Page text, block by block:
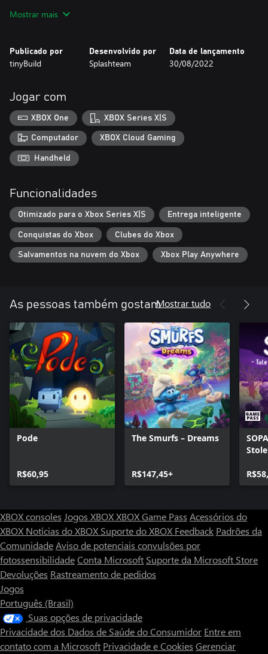
Ridmi!
Mostrar mais
Publicado por
tinyBuild
Desenvolvido por
Splashteam
Data de lançamento
30/08/2022
Jogar com
XBOX One XBOX Series X|S
Computador XBOX Cloud Gaming
Handheld
Funcionalidades
Otimizado para o Xbox Series X|S Entrega inteligente
Conquistas do Xbox Clubes do Xbox
Salvamentos na nuvem do Xbox Xbox Play Anywhere
As pessoas também gostamMostrar tudo
Pode
R$60,95
The Smurfs – Dreams
R$147,45+
XBOX consoles Jogos XBOXXBOX Game Pass Acessórios do
XBOX Notícias do XBOX Suporte do XBOX Feedback Padrões da
ComunidadeAviso de potenciais convulsões por
fotossensibilidadeConta Microsoft Suporte da Microsoft Store
Devoluções Rastreamento de pedidos
Jogos
Português (Brasil)
Suas opções de privacidade
Privacidade dos Dados de Saúde do Consumidor Entre em
contato com a Microsoft Privacidade e Cookies Gerenciar